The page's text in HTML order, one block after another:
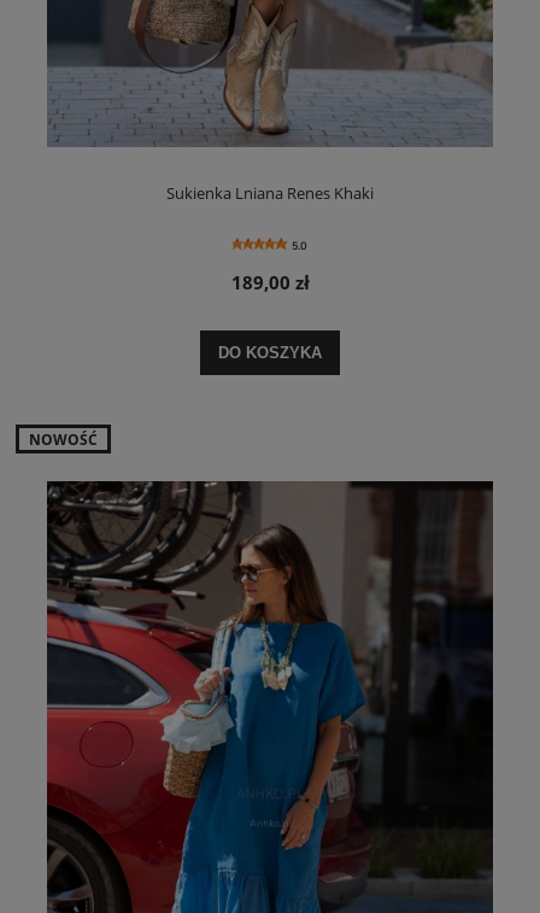
Sukienka Lniana Renes Khaki
5.0
189,00 zł
DO KOSZYKA
NOWOŚĆ